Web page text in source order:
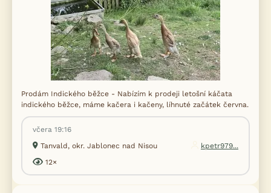
Prodám Indického běžce - Nabízím k prodeji letošní káčata
indického běžce, máme kačera i kačeny, líhnuté začátek června.
včera 19:16
Tanvald, okr. Jablonec nad Nisou
kpetr979...
12×